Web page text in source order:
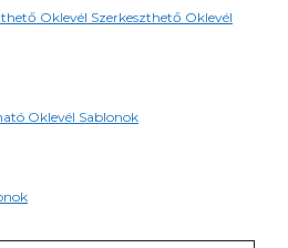
Oklevél Szerkeszthető Oklevél
Oklevél Sablonok